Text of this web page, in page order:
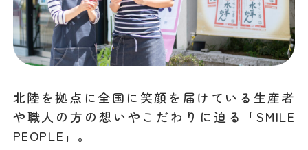
北陸を拠点に全国に笑顔を届けている生産者
や職人の方の想いやこだわりに迫る「SMILE
PEOPLE」。